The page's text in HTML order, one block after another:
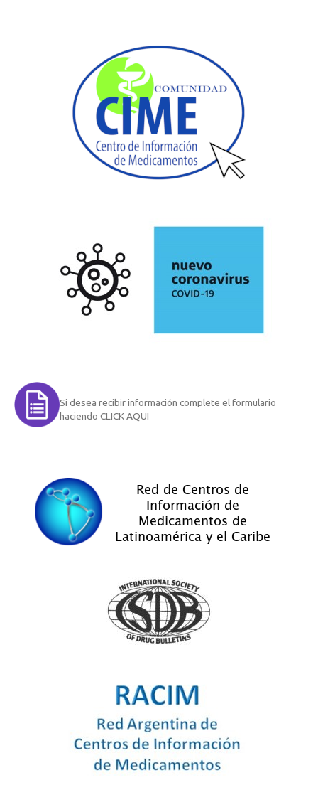
Si desea recibir información complete el formulario
haciendo CLICK AQUI